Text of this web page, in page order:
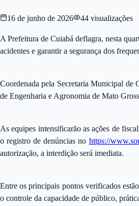
16 de junho de 2026 44 visualizações
A Prefeitura de Cuiabá deflagra, nesta
acidentes e garantir a segurança dos
Coordenada pela Secretaria Municipal
de Engenharia e Agronomia de Mato
As equipes intensificarão as ações de
o registro de denúncias no https://
autorização, a interdição será imediata.
Entre os principais pontos verificados
o controle da capacidade de público,